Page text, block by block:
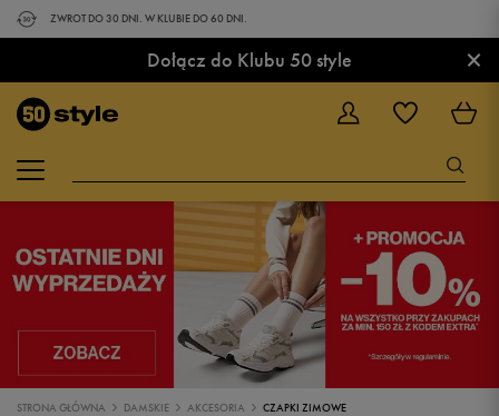
ZWROT DO 30 DNI. W KLUBIE DO 60 DNI.
Dołącz do Klubu 50 style ×
STRONA GŁÓWNA DAMSKIE AKCESORIA CZAPKI ZIMOWE